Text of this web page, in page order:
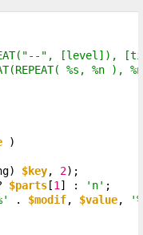
", [level]),
%s, %n ),
)
$key, 2);
$parts[1 ] : 'n' ;
. $modif, $value,